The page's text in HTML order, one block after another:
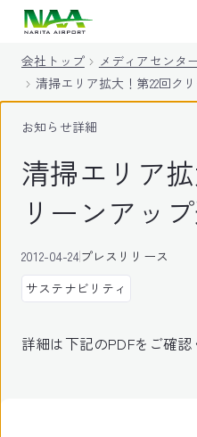
会社トップ メディアセンタ
清掃エリア拡大！第22回ク
お知らせ詳細
清掃エリア
リーンアッ
2012-04-24プレスリリース
サステナビリティ
詳細は下記のPDFをご確認